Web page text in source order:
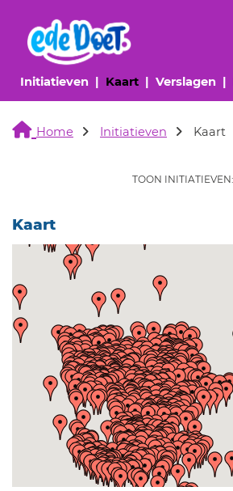
Initiatieven (huidige pagina)
Kaart(huidige
Verslagen
Home Initiatieven Kaart
TOON INITIATIEVEN:
Kaart